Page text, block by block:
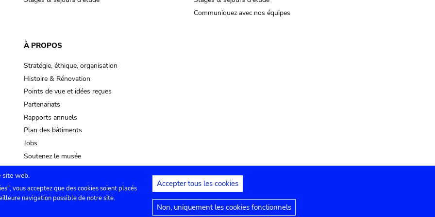
Communiquez avec nos équipes
À PROPOS
Stratégie, éthique, organisation
Histoire & Rénovation
Points de vue et idées reçues
Partenariats
Rapports annuels
Plan des bâtiments
Jobs
Soutenez le musée
Contact Paramètres de confidentialité Mentions juridiques Déclaration d'accessibilité
site web.
vous acceptez que des cookies soient placés
navigation possible de notre site.
Accepter tous les cookies
Non, uniquement les cookies fonctionnels